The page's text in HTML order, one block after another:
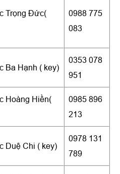
Trọng Đức(
0988 775
083
Ba Hạnh ( key)
0353 078
951
Hoàng Hiền(
0985 896
213
Duệ Chi ( key)
0978 131
789